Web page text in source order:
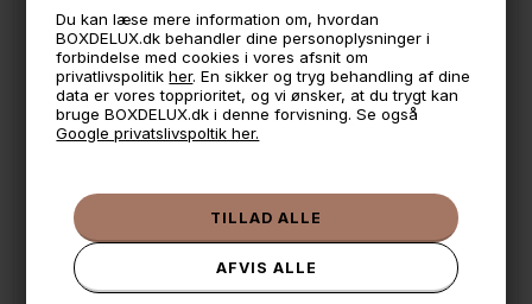
Du kan læse mere information om, hvordan
BOXDELUX.dk behandler dine personoplysninger i
forbindelse med cookies i vores afsnit om
privatlivspolitikher. En sikker og tryg behandling af dine
data er vores topprioritet, og vi ønsker, at du trygt kan
bruge BOXDELUX.dk i denne forvisning. Se også
Google privatslivspoltik her.
rengøringsmidler
🕚 Bestil inden 11 & vi sender samme dag på hverdage
🧺 Kan du lægge varen i kurven, er den på lager
📦 Fragtfri v. køb over 999,- ellers fra 49,- med GLS
💳 Betal med
📱 Kundeservice 50446800 (9-12)